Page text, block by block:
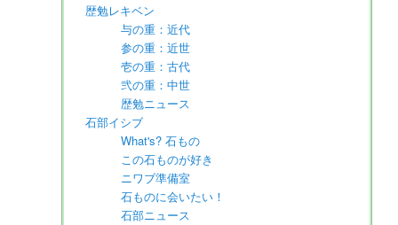
歴勉レキベン
与の重：近代
参の重：近世
壱の重：古代
弐の重：中世
歴勉ニュース
石部イシブ
What's? 石もの
この石ものが好き
ニワブ準備室
石ものに会いたい！
石部ニュース